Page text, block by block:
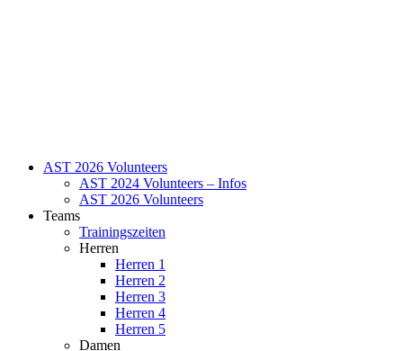
AST 2026 Volunteers
AST 2024 Volunteers – Infos
AST 2026 Volunteers
Teams
Trainingszeiten
Herren
Herren 1
Herren 2
Herren 3
Herren 4
Herren 5
Damen